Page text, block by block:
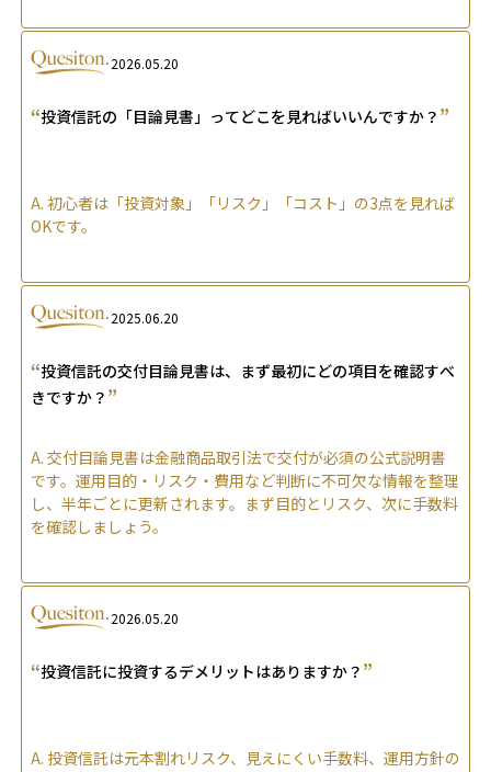
2026.05.20
“投資信託の「目論見書」ってどこを見ればいいんですか？ ”
A. 初心者は「投資対象」「リスク」「コスト」の3点を見れば
OKです。
2025.06.20
“投資信託の交付目論見書は、まず最初にどの項目を確認すべ
きですか？ ”
A. 交付目論見書は金融商品取引法で交付が必須の公式説明書
です。運用目的・リスク・費用など判断に不可欠な情報を整理
し、半年ごとに更新されます。まず目的とリスク、次に手数料
を確認しましょう。
2026.05.20
“投資信託に投資するデメリットはありますか？ ”
A. 投資信託は元本割れリスク、見えにくい手数料、運用方針の